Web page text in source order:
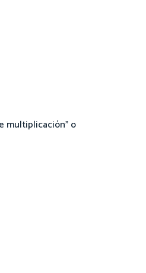
multiplicación” o